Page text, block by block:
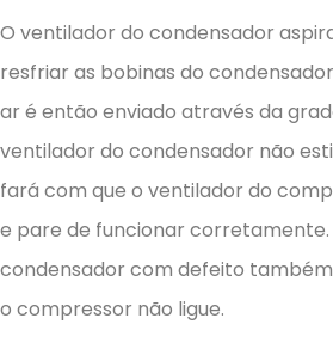
O ventilador do condensador
resfriar as bobinas do
ar é então enviado através da
ventilador do condensador não
fará com que o ventilador do
e pare de funcionar
condensador com defeito
o compressor não ligue.